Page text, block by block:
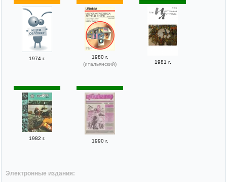
1974 г.
1980 г.
(итальянский)
1981 г.
1982 г. 1990 г.
Электронные издания: